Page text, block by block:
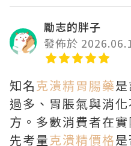
勵志的胖子
發佈於
知名克潰精胃腸藥
過多、胃脹氣與消
方。多數消費者在
先考量克潰精價格